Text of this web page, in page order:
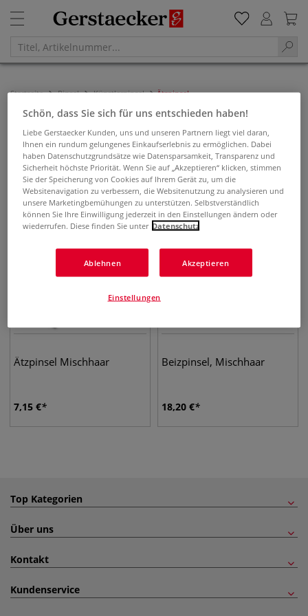
Startseite Pinsel Künstlerpinsel Ätzpinsel
ÄTZPINSEL
Filtern & Sortieren
Ätzpinsel Mischhaar
7,15 €
Beizpinsel, Mischhaar
18,20 €
Top Kategorien
Über uns
Kontakt
Kundenservice
Schön, dass Sie sich für uns entschieden haben!
Liebe Gerstaecker Kunden, uns und unseren Partnern liegt viel daran,
Ihnen ein rundum gelungenes Einkaufserlebnis zu ermöglichen. Dabei
haben Datenschutzgrundsätze wie Datensparsamkeit, Transparenz und
Sicherheit höchste Priorität. Wenn Sie auf „Akzeptieren“ klicken, stimmen
Sie der Speicherung von Cookies auf Ihrem Gerät zu, um die
Websitenavigation zu verbessern, die Websitenutzung zu analysieren und
unsere Marketingbemühungen zu unterstützen. Selbstverständlich
können Sie Ihre Einwilligung jederzeit in den Einstellungen ändern oder
wiederrufen. Diese finden Sie unter Datenschutz
Ablehnen Akzeptieren
Einstellungen